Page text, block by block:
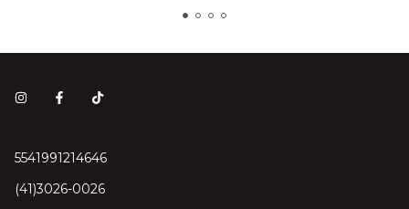
5541991214646
(41)3026-0026